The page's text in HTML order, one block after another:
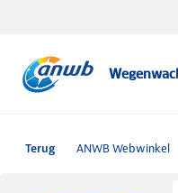
Terug ANWB Webwinkel